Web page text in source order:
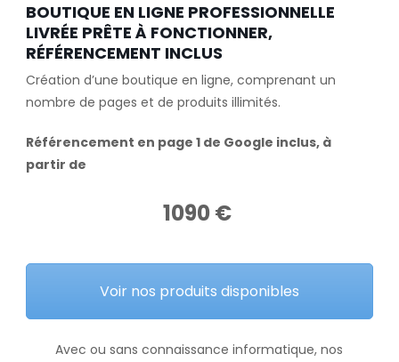
BOUTIQUE EN LIGNE PROFESSIONNELLE
LIVRÉE PRÊTE À FONCTIONNER,
RÉFÉRENCEMENT INCLUS
Création d’une boutique en ligne, comprenant un
nombre de pages et de produits illimités.
Référencement en page 1 de Google inclus, à
partir de
1090 €
Voir nos produits disponibles
Avec ou sans connaissance informatique, nos